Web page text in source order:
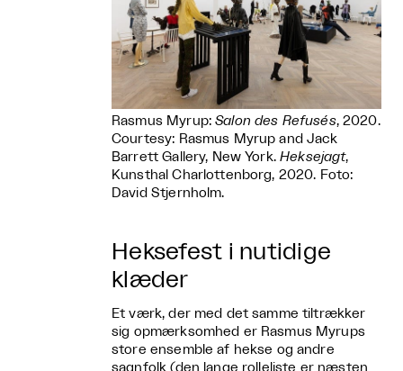
Rasmus Myrup:Salon des Refusés, 2020.
Courtesy: Rasmus Myrup and Jack
Barrett Gallery, New York.Heksejagt,
Kunsthal Charlottenborg, 2020. Foto:
David Stjernholm.
Heksefest i nutidige
klæder
Et værk, der med det samme tiltrækker
sig opmærksomhed er Rasmus Myrups
store ensemble af hekse og andre
sagnfolk (den lange rolleliste er næsten